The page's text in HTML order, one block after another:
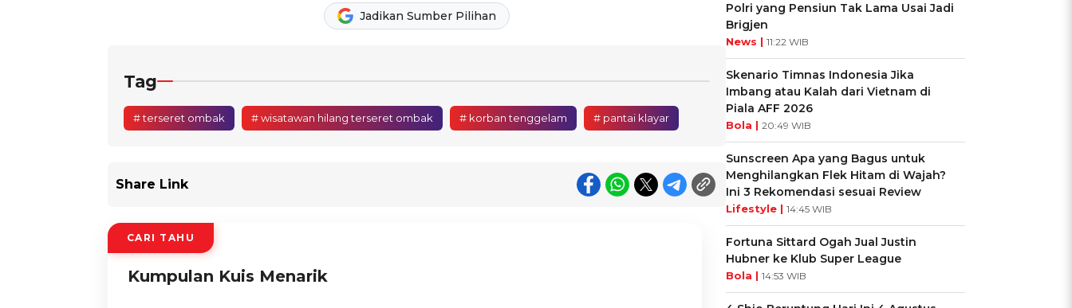
Jadikan Sumber Pilihan
Tag
# terseret ombak # wisatawan hilang terseret ombak # korban tenggelam # pantai klayar
Share Link
CARI TAHU
Kumpulan Kuis Menarik
Polri yang Pensiun Tak Lama Usai Jadi
Brigjen
News | 11:22 WIB
Skenario Timnas Indonesia Jika
Imbang atau Kalah dari Vietnam di
Piala AFF 2026
Bola | 20:49 WIB
Sunscreen Apa yang Bagus untuk
Menghilangkan Flek Hitam di Wajah?
Ini 3 Rekomendasi sesuai Review
Lifestyle | 14:45 WIB
Fortuna Sittard Ogah Jual Justin
Hubner ke Klub Super League
Bola | 14:53 WIB